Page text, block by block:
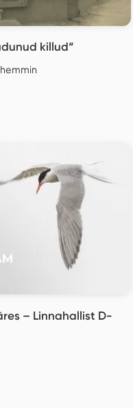
killud“
– Linnahallist D-